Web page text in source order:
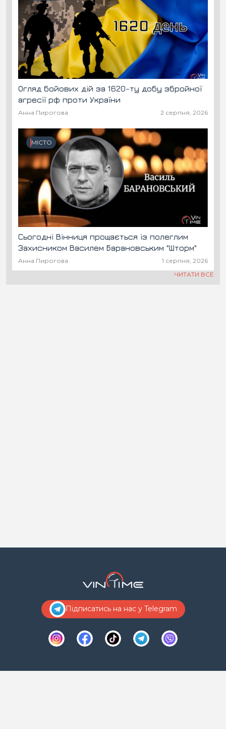
Огляд бойових дій за 1620-ту добу збройної
агресії рф проти України
Анна Пирогова 2 серпня, 2026
МІСТО
Сьогодні Вінниця прощається із полеглим
Захисником Василем Барановським "Шторм"
Анна Пирогова
1 серпня, 2026
ЧИТАТИ ВСЕ
Підписатись на нас у Telegram